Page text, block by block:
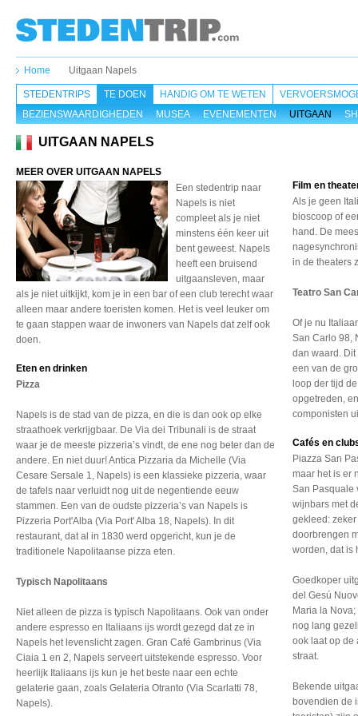
Home Uitgaan Napels
STEDENTRIPS
TE DOEN
BEZIENSWAARDIGHEDEN
MUSEA EVENEMENTEN UITGAAN
HANDIG OM TE WETEN
UITGAAN NAPELS
MEER OVER UITGAAN NAPELS
Een stedentrip naar
Napels is niet
compleet als je niet
minstens één keer uit
bent geweest. Napels
heeft een bruisend
uitgaansleven, maar
als je niet uitkijkt, kom je in een bar of een club terecht waar
alleen maar andere toeristen komen. Het is veel leuker om
te gaan stappen waar de inwoners van Napels dat zelf ook
doen.
Eten en drinken
Pizza
Napels is de stad van de pizza, en die is dan ook op elke
straathoek verkrijgbaar. De Via dei Tribunali is de straat
waar je de meeste pizzeria’s vindt, de ene nog beter dan de
andere. En niet duur! Antica Pizzaria da Michelle (Via
Cesare Sersale 1, Napels) is een klassieke pizzeria, waar
de tafels naar verluidt nog uit de negentiende eeuw
stammen. Een van de oudste pizzeria’s van Napels is
Pizzeria Port'Alba (Via Port' Alba 18, Napels). In dit
restaurant, dat al in 1830 werd opgericht, kun je de
traditionele Napolitaanse pizza eten.
Typisch Napolitaans
Niet alleen de pizza is typisch Napolitaans. Ook van onder
andere espresso en Italiaans ijs wordt gezegd dat ze in
Napels het levenslicht zagen. Gran Café Gambrinus (Via
Ciaia 1 en 2, Napels serveert uitstekende espresso. Voor
heerlijk Italiaans ijs kun je het beste naar een echte
gelaterie gaan, zoals Gelateria Otranto (Via Scarlatti 78,
Napels).
Film en
Als je geen
bioscoop of
hand. De
in de theaters
Teatro San
Of je nu
San Carlo 98,
dan waard.
een van de
loop der tijd
opgetreden,
componisten
Cafés en
Piazza San
maar het is er
San Pasquale
wijnbars met
gekleed:
doorbrengen
worden, dat is
Goedkoper
del Gesú
Maria la
nog lang
ook laat op de
straat.
Bekende
bovendien de